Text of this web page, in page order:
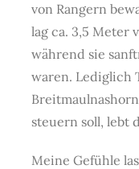
von Rangern
lag ca. 3,5 Meter
während sie
waren. Lediglich
steuern soll, lebt
Meine Gefühle